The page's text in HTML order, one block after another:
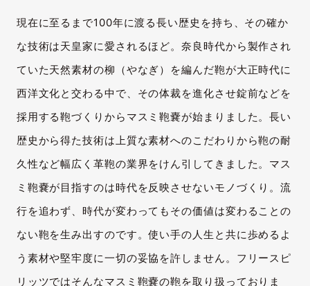
現在に至るまで100年に渡る長い歴史を持ち、その確か
な技術は天皇家に愛されるほど。奈良時代から製作され
ていた天然素材の柳（やなぎ）を編んだ鞄が大正時代に
西洋文化と交わる中で、その体裁を進化させ錠前などを
採用する鞄づくりからマスミ鞄嚢が始まりました。長い
歴史から得た技術は上質な素材へのこだわりから鞄の耐
久性など幅広く革鞄の業界をけん引してきました。マス
ミ鞄嚢が目指すのは時代を反映させないモノづくり。流
行を追わず、時代が変わってもその価値は変わることの
ない鞄を生み出すのです。使い手の人生と共に歩めるよ
う素材や堅牢度に一切の妥協を許しません。フリースピ
リッツではそんなマスミ鞄嚢の鞄を取り扱っておりま